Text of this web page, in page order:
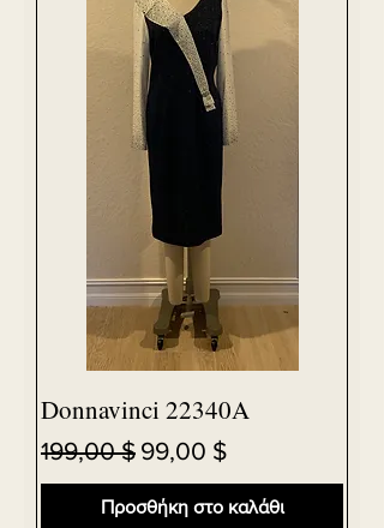
Donnavinci 22340A
Κανονική τιμή
199,00 $ Τιμή Έκπτωσης
99,00 $
Προσθήκη στο καλάθι